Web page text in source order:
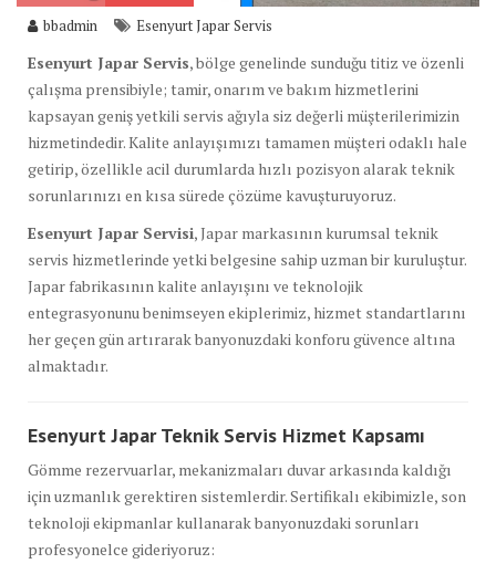
bbadmin Esenyurt Japar Servis
Esenyurt Japar Servis, bölge genelinde sunduğu titiz ve özenli
çalışma prensibiyle; tamir, onarım ve bakım hizmetlerini
kapsayan geniş yetkili servis ağıyla siz değerli müşterilerimizin
hizmetindedir. Kalite anlayışımızı tamamen müşteri odaklı hale
getirip, özellikle acil durumlarda hızlı pozisyon alarak teknik
sorunlarınızı en kısa sürede çözüme kavuşturuyoruz.
Esenyurt Japar Servisi, Japar markasının kurumsal teknik
servis hizmetlerinde yetki belgesine sahip uzman bir kuruluştur.
Japar fabrikasının kalite anlayışını ve teknolojik
entegrasyonunu benimseyen ekiplerimiz, hizmet standartlarını
her geçen gün artırarak banyonuzdaki konforu güvence altına
almaktadır.
Esenyurt Japar Teknik Servis Hizmet Kapsamı
Gömme rezervuarlar, mekanizmaları duvar arkasında kaldığı
için uzmanlık gerektiren sistemlerdir. Sertifikalı ekibimizle, son
teknoloji ekipmanlar kullanarak banyonuzdaki sorunları
profesyonelce gideriyoruz: